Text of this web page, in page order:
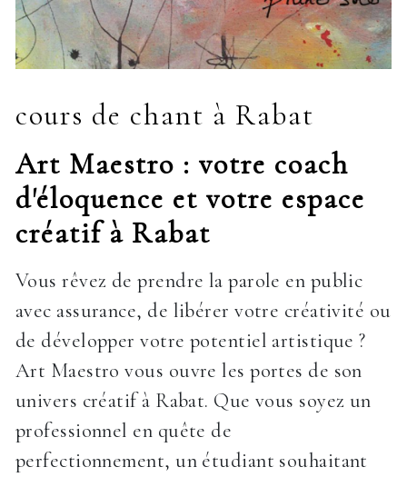
cours de chant à Rabat
Art Maestro : votre coach
d'éloquence et votre espace
créatif à Rabat
Vous rêvez de prendre la parole en public
avec assurance, de libérer votre créativité ou
de développer votre potentiel artistique ?
Art Maestro vous ouvre les portes de son
univers créatif à Rabat. Que vous soyez un
professionnel en quête de
perfectionnement, un étudiant souhaitant